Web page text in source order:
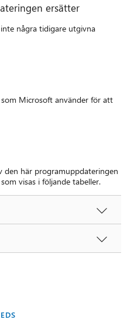
ersätter
några tidigare utgivna
som Microsoft använder för att
den här programuppdateringen
visas i följande tabeller.